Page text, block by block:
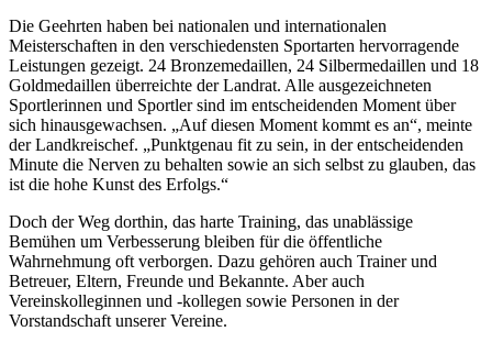
Die Geehrten haben bei nationalen und internationalen
Meisterschaften in den verschiedensten Sportarten hervorragende
Leistungen gezeigt. 24 Bronzemedaillen, 24 Silbermedaillen und 18
Goldmedaillen überreichte der Landrat. Alle ausgezeichneten
Sportlerinnen und Sportler sind im entscheidenden Moment über
sich hinausgewachsen. „Auf diesen Moment kommt es an“, meinte
der Landkreischef. „Punktgenau fit zu sein, in der entscheidenden
Minute die Nerven zu behalten sowie an sich selbst zu glauben, das
ist die hohe Kunst des Erfolgs.“
Doch der Weg dorthin, das harte Training, das unablässige
Bemühen um Verbesserung bleiben für die öffentliche
Wahrnehmung oft verborgen. Dazu gehören auch Trainer und
Betreuer, Eltern, Freunde und Bekannte. Aber auch
Vereinskolleginnen und -kollegen sowie Personen in der
Vorstandschaft unserer Vereine.